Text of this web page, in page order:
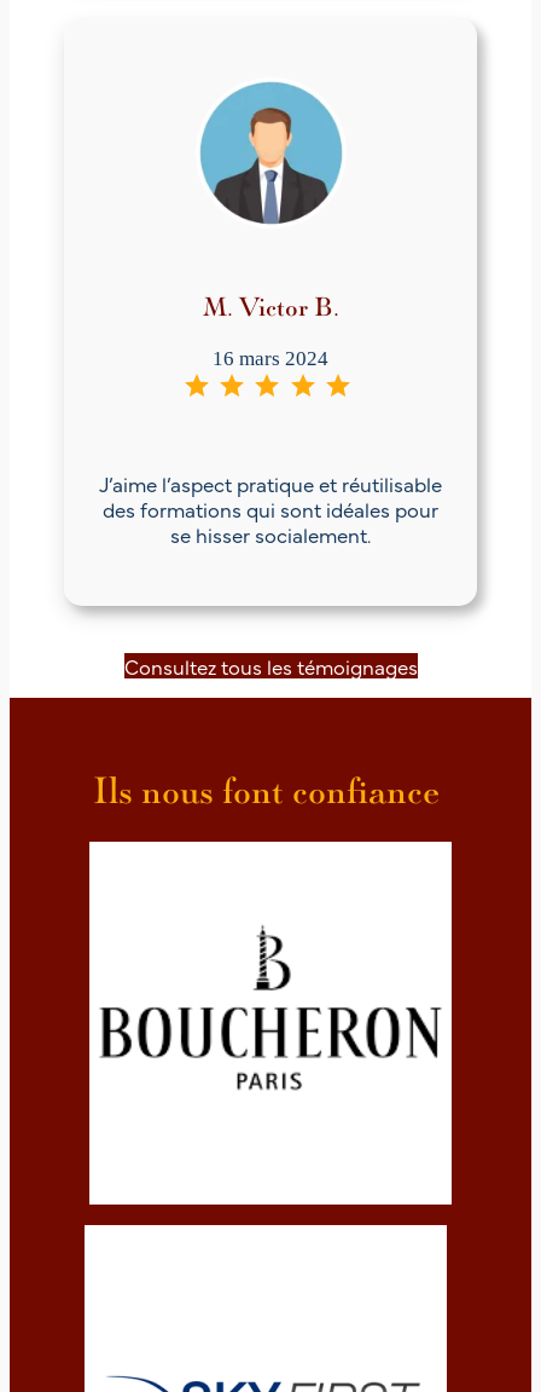
M. Victor B.
16 mars 2024
⭐⭐ ⭐⭐⭐
J’aime l’aspect pratique et réutilisable
des formations qui sont idéales pour
se hisser socialement.
Consultez tous les témoignages
Ils nous font confiance